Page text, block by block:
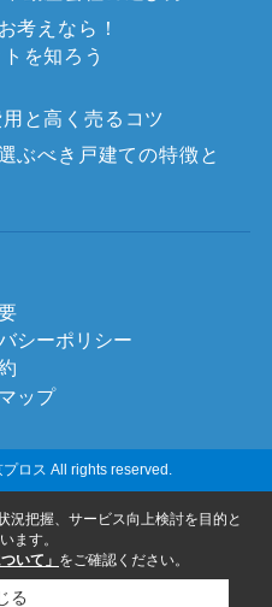
考えなら！
を知ろう
と高く売るコツ
ぶべき戸建ての特徴と
シーポリシー
ップ
ロス All rights reserved.
況把握、サービス向上検討を目的と
ます。
いて」 をご確認ください。
る